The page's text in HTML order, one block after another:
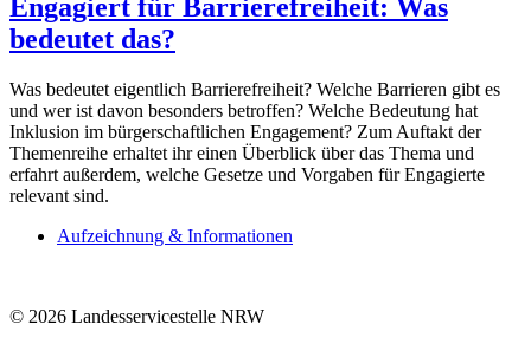
Engagiert für Barrierefreiheit: Was
bedeutet das?
Was bedeutet eigentlich Barrierefreiheit? Welche Barrieren gibt es
und wer ist davon besonders betroffen? Welche Bedeutung hat
Inklusion im bürgerschaftlichen Engagement? Zum Auftakt der
Themenreihe erhaltet ihr einen Überblick über das Thema und
erfahrt außerdem, welche Gesetze und Vorgaben für Engagierte
relevant sind.
Aufzeichnung & Informationen
© 2026 Landesservicestelle NRW